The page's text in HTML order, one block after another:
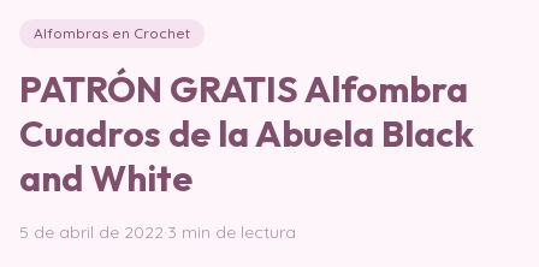
Alfombras en Crochet
PATRÓN GRATIS Alfombra
Cuadros de la Abuela Black
and White
5 de abril de 2022·3 min de lectura